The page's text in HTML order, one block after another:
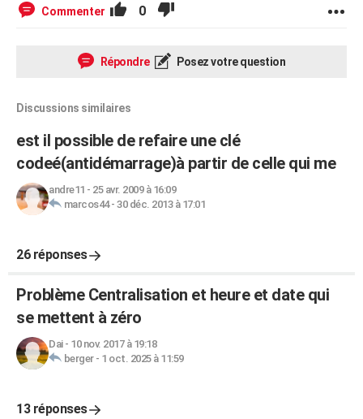
Commenter 0
Répondre Posez votre question
Discussions similaires
est il possible de refaire une clé
codeé(antidémarrage)à partir de celle qui me
andre11 - 25 avr. 2009 à 16:09
marcos44- 30 déc. 2013 à 17:01
26 réponses
Problème Centralisation et heure et date qui
se mettent à zéro
Dai- 10 nov. 2017 à 19:18
berger- 1 oct. 2025 à 11:59
13 réponses